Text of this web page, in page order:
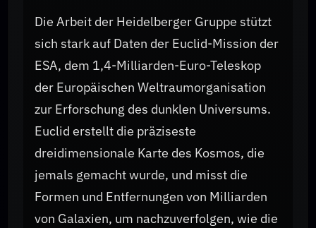
Die Arbeit der Heidelberger Gruppe stützt
sich stark auf Daten der Euclid-Mission der
ESA, dem 1,4-Milliarden-Euro-Teleskop
der Europäischen Weltraumorganisation
zur Erforschung des dunklen Universums.
Euclid erstellt die präziseste
dreidimensionale Karte des Kosmos, die
jemals gemacht wurde, und misst die
Formen und Entfernungen von Milliarden
von Galaxien, um nachzuverfolgen, wie die